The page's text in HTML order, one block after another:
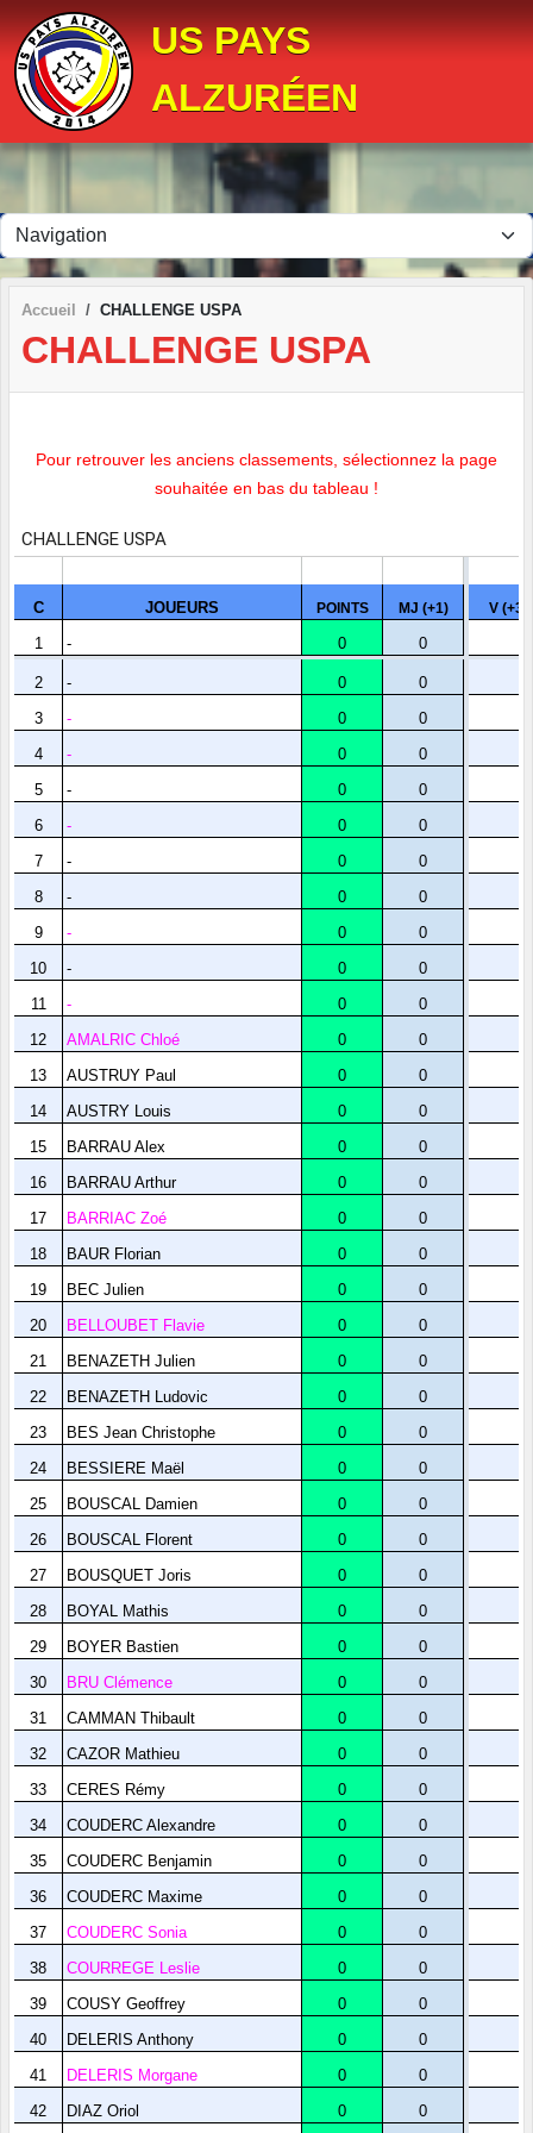
US PAYS
ALZURÉEN
Accueil CHALLENGE USPA
CHALLENGE USPA
Pour retrouver les anciens classements, sélectionnez la page
souhaitée en bas du tableau !
Panneau de gestion des cookies